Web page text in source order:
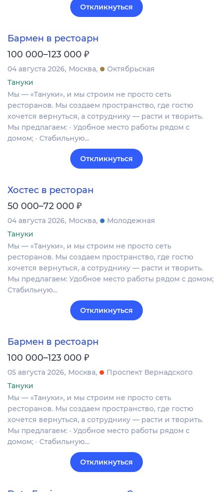
Откликнуться
Бармен в рестоарн
100 000–123 000 ₽
04 августа 2026 Москва
Октябрьская
Тануки
Мы — «Тануки», и мы строим не просто сеть
ресторанов. Мы создаем пространство, где гостю
хочется вернуться, а сотруднику — расти и творить.
Мы предлагаем: · Удобное место работы рядом с
домом; · Стабильную…
Откликнуться
Хостес в ресторан
50 000–72 000 ₽
04 августа 2026 Москва
Молодежная
Тануки
Мы — «Тануки», и мы строим не просто сеть
ресторанов. Мы создаем пространство, где гостю
хочется вернуться, а сотруднику — расти и творить.
Мы предлагаем: Удобное место работы рядом с домом;
Стабильную…
Откликнуться
Бармен в рестоарн
100 000–123 000 ₽
05 августа 2026 Москва
Проспект Вернадского
Тануки
Мы — «Тануки», и мы строим не просто сеть
ресторанов. Мы создаем пространство, где гостю
хочется вернуться, а сотруднику — расти и творить.
Мы предлагаем: · Удобное место работы рядом с
домом; · Стабильную…
Откликнуться